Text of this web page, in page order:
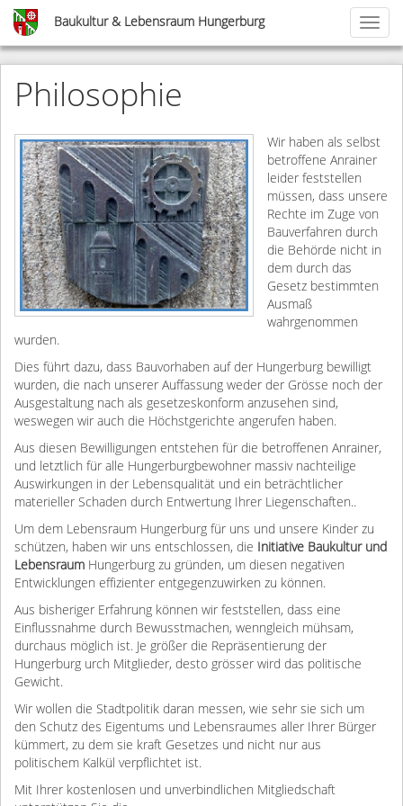
Skip
main
content
Baukultur & Lebensraum Hungerburg
Philosophie
Wir haben als selbst
betroffene Anrainer
leider feststellen
müssen, dass unsere
Rechte im Zuge von
Bauverfahren durch
die Behörde nicht in
dem durch das
Gesetz bestimmten
Ausmaß
wahrgenommen
wurden.
Dies führt dazu, dass Bauvorhaben auf der Hungerburg bewilligt
wurden, die nach unserer Auffassung weder der Grösse noch der
Ausgestaltung nach als gesetzeskonform anzusehen sind,
weswegen wir auch die Höchstgerichte angerufen haben.
Aus diesen Bewilligungen entstehen für die betroffenen Anrainer,
und letztlich für alle Hungerburgbewohner massiv nachteilige
Auswirkungen in der Lebensqualität und ein beträchtlicher
materieller Schaden durch Entwertung Ihrer Liegenschaften..
Um dem Lebensraum Hungerburg für uns und unsere Kinder zu
schützen, haben wir uns entschlossen, die Initiative Baukultur und
Lebensraum Hungerburg zu gründen, um diesen negativen
Entwicklungen effizienter entgegenzuwirken zu können.
Aus bisheriger Erfahrung können wir feststellen, dass eine
Einflussnahme durch Bewusstmachen, wenngleich mühsam,
durchaus möglich ist. Je größer die Repräsentierung der
Hungerburg urch Mitglieder, desto grösser wird das politische
Gewicht.
Wir wollen die Stadtpolitik daran messen, wie sehr sie sich um
den Schutz des Eigentums und Lebensraumes aller Ihrer Bürger
kümmert, zu dem sie kraft Gesetzes und nicht nur aus
politischem Kalkül verpflichtet ist.
Mit Ihrer kostenlosen und unverbindlichen Mitgliedschaft